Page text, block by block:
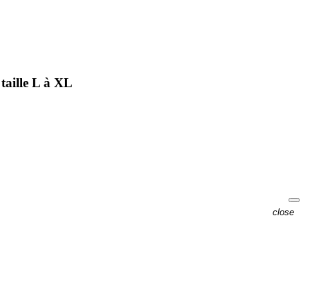
taille L à XL
close